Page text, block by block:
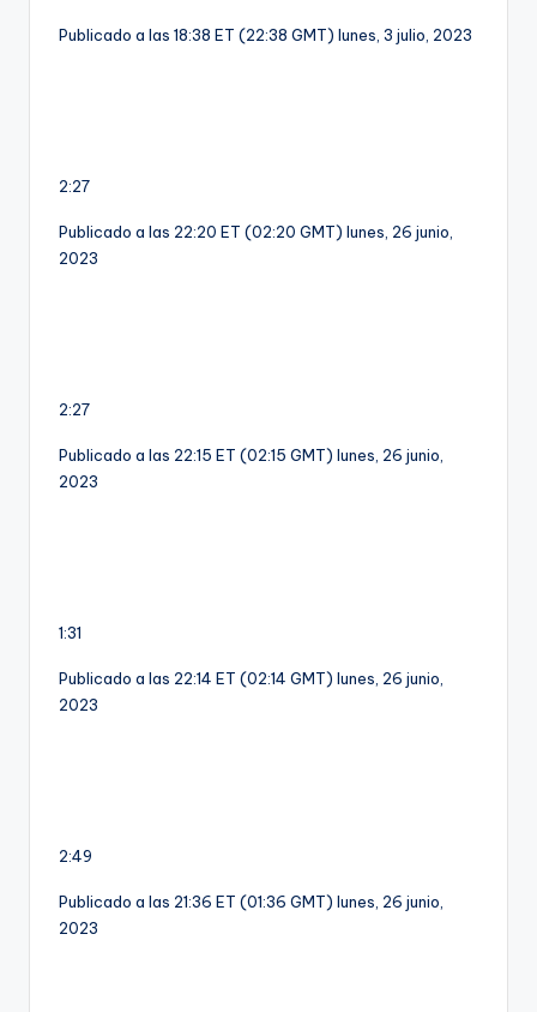
Publicado a las 18:38 ET (22:38 GMT) lunes, 3 julio, 2023
2:27
Publicado a las 22:20 ET (02:20 GMT) lunes, 26 junio,
2023
2:27
Publicado a las 22:15 ET (02:15 GMT) lunes, 26 junio,
2023
1:31
Publicado a las 22:14 ET (02:14 GMT) lunes, 26 junio,
2023
2:49
Publicado a las 21:36 ET (01:36 GMT) lunes, 26 junio,
2023